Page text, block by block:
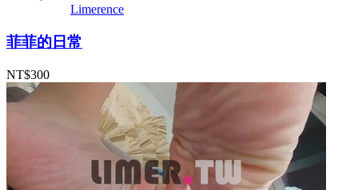
Limerence
菲菲的日常
NT$300